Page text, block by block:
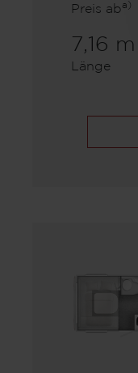
Preis aba)
7,16 m
Länge